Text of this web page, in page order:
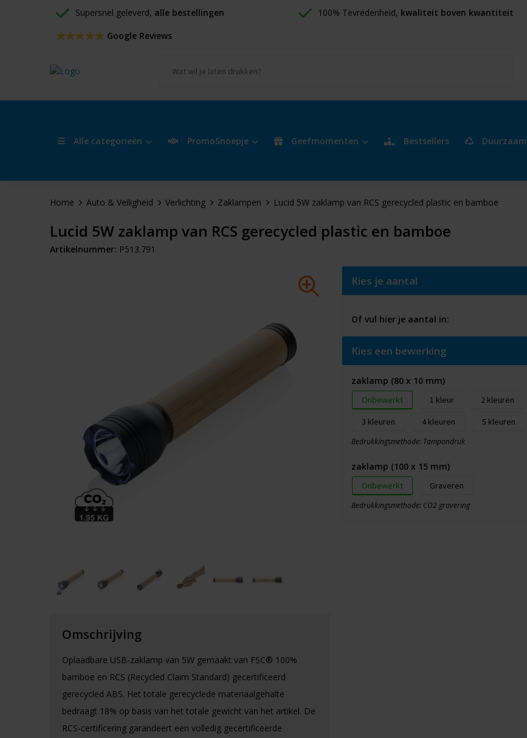
Supersnel geleverd, alle bestellingen 100% Tevredenheid, kwaliteit boven kwantiteit
Google Reviews
Alle categorieën PromoSnoepje Geefmomenten Bestsellers Duurzaam
Home Auto & Veiligheid Verlichting Zaklampen Lucid 5W zaklamp van RCS gerecycled plastic en bamboe
Lucid 5W zaklamp van RCS gerecycled plastic en bamboe
Artikelnummer: P513.791
Omschrijving
Oplaadbare USB-zaklamp van 5W gemaakt van FSC® 100%
bamboe en RCS (Recycled Claim Standard) gecertificeerd
gerecycled ABS. Het totale gerecyclede materiaalgehalte
bedraagt 18% op basis van het totale gewicht van het artikel. De
RCS-certificering garandeert een volledig gecertificeerde
Kies je aantal
Of vul hier je aantal in:
Kies een bewerking
zaklamp (80 x 10 mm)
Onbewerkt 1
2
3
4 5
Bedrukkingsmethode: Tampondruk
zaklamp (100 x 15 mm)
Onbewerkt Graveren
Bedrukkingsmethode: CO2 gravering